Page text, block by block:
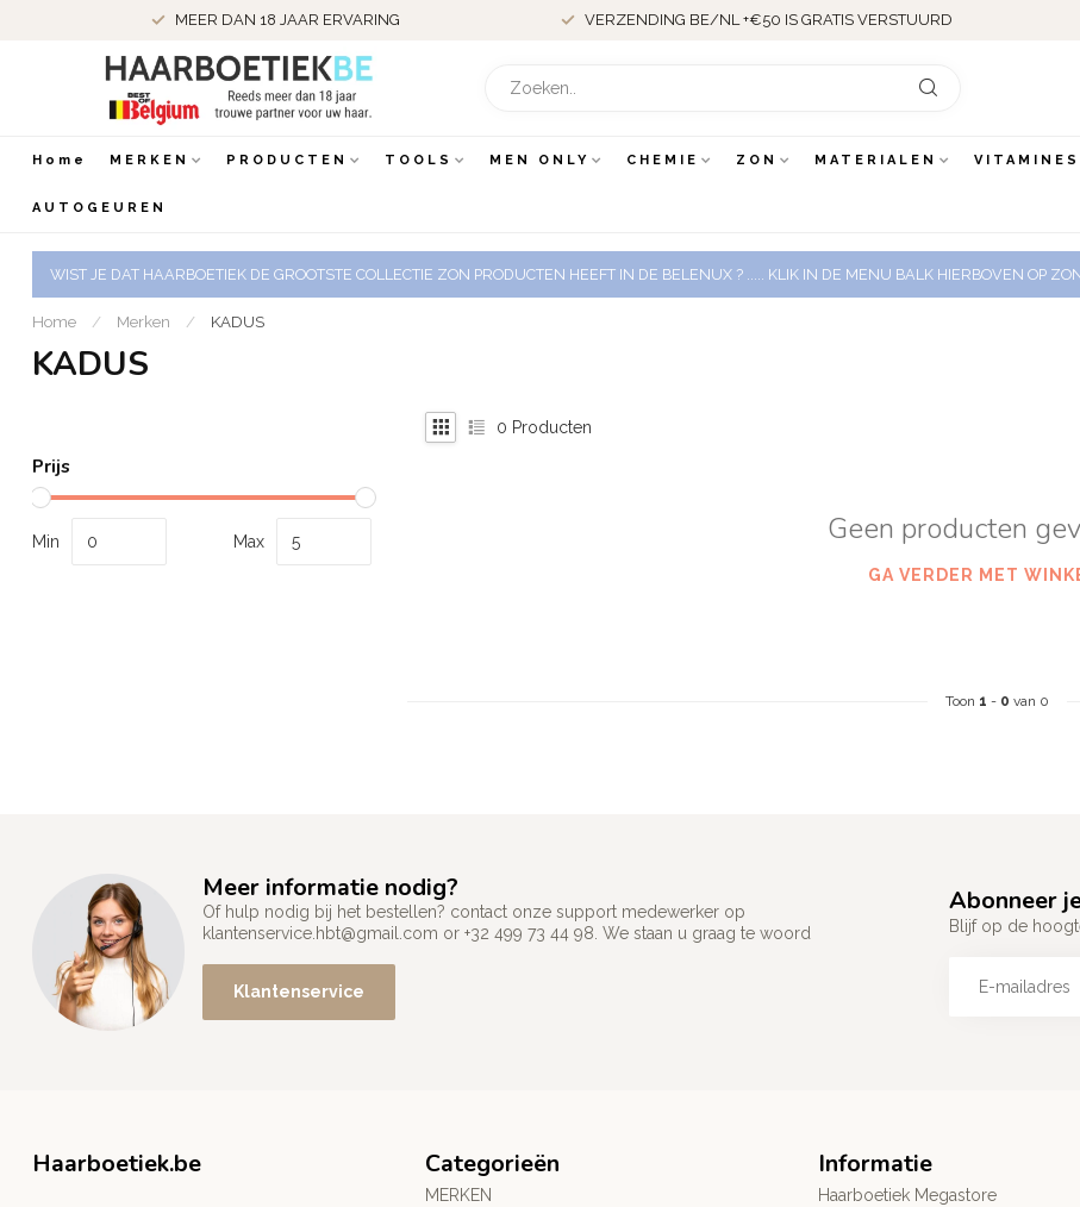
MEER DAN 18 JAAR ERVARING VERZENDING BE/NL +€50 IS GRATIS VERSTUURD
Home MERKEN PRODUCTEN TOOLS MEN ONLY CHEMIE ZON MATERIALEN
AUTOGEUREN
WIST JE DAT HAARBOETIEK DE GROOTSTE COLLECTIE ZON PRODUCTEN HEEFT IN DE BELENUX ? ..... KLIK IN DE MENU BALK HIERBOVEN OP
Home / Merken / KADUS
KADUS
Prijs
Min Max
0 Producten
Geen producten
GA VERDER MET
Toon 1 - 0 van 0
Meer informatie nodig?
Of hulp nodig bij het bestellen? contact onze support medewerker op
klantenservice.hbt@gmail.com or +32 499 73 44 98. We staan u graag te woord
Klantenservice
Abonneer
Blijf op de
Haarboetiek.be Categorieën
MERKEN
Informatie
Haarboetiek Megastore